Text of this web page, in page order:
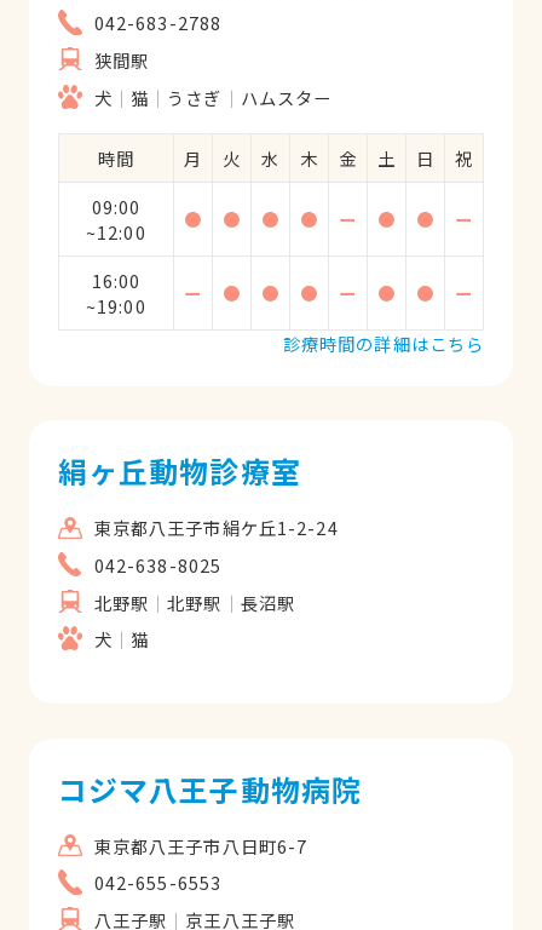
042-683-2788
狭間駅
犬
猫 うさぎ ハムスター
時間 月 火 水 木 金 土 日
祝
09:00
~12:00
● ● ● ● ー ● ● ー
16:00
~19:00
ー ● ● ● ー ● ●
ー
診療時間の詳細はこちら
絹ヶ丘動物診療室
東京都八王子市絹ケ丘1-2-24
042-638-8025
北野駅
北野駅
長沼駅
犬
猫
コジマ八王子動物病院
東京都八王子市八日町6-7
042-655-6553
八王子駅
京王八王子駅